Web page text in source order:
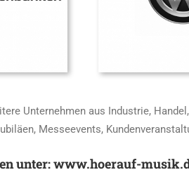
Unternehmen aus Industrie,
Messeevents,
unter:www.hoerauf-